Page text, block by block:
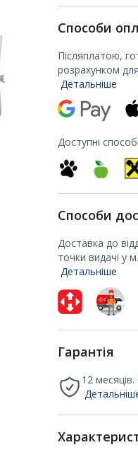
Способи
Післяплатою,
розрахунком
Детальніше
Доступні
Способи
Доставка до
точки видачі у
Детальніше
Гарантія
12